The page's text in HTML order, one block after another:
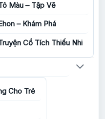
Màu – Tập Vẽ
– Khám Phá
Cổ Tích Thiếu Nhi
Cho Trẻ